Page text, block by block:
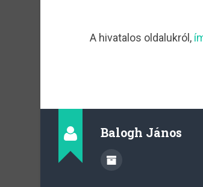
A hivatalos oldalukról,
Balogh János